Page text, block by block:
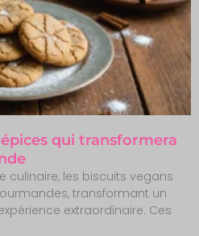
qui transformera
culinaire, les biscuits vegans
transformant un
extraordinaire. Ces